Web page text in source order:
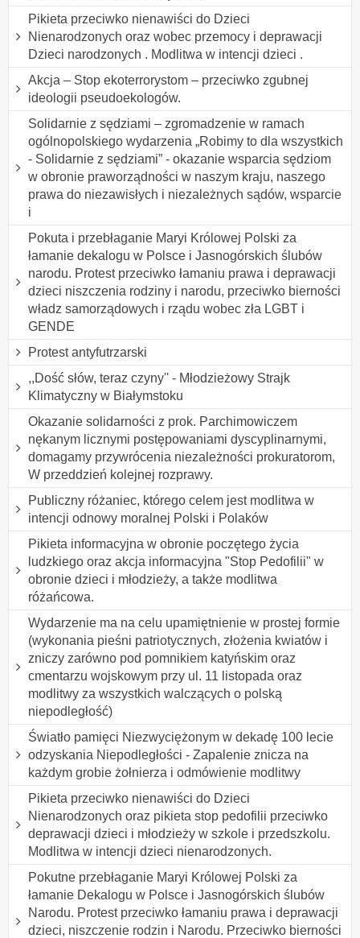
Pikieta przeciwko nienawiści do Dzieci
Nienarodzonych oraz wobec przemocy i deprawacji
Dzieci narodzonych . Modlitwa w intencji dzieci .
Akcja – Stop ekoterrorystom – przeciwko zgubnej
ideologii pseudoekologów.
Solidarnie z sędziami – zgromadzenie w ramach
ogólnopolskiego wydarzenia „Robimy to dla wszystkich
- Solidarnie z sędziami” - okazanie wsparcia sędziom
w obronie praworządności w naszym kraju, naszego
prawa do niezawisłych i niezależnych sądów, wsparcie
i
Pokuta i przebłaganie Maryi Królowej Polski za
łamanie dekalogu w Polsce i Jasnogórskich ślubów
narodu. Protest przeciwko łamaniu prawa i deprawacji
dzieci niszczenia rodziny i narodu, przeciwko bierności
władz samorządowych i rządu wobec zła LGBT i
GENDE
Protest antyfutrzarski
,,Dość słów, teraz czyny'' - Młodzieżowy Strajk
Klimatyczny w Białymstoku
Okazanie solidarności z prok. Parchimowiczem
nękanym licznymi postępowaniami dyscyplinarnymi,
domagamy przywrócenia niezależności prokuratorom,
W przeddzień kolejnej rozprawy.
Publiczny różaniec, którego celem jest modlitwa w
intencji odnowy moralnej Polski i Polaków
Pikieta informacyjna w obronie poczętego życia
ludzkiego oraz akcja informacyjna "Stop Pedofilii" w
obronie dzieci i młodzieży, a także modlitwa
różańcowa.
Wydarzenie ma na celu upamiętnienie w prostej formie
(wykonania pieśni patriotycznych, złożenia kwiatów i
zniczy zarówno pod pomnikiem katyńskim oraz
cmentarzu wojskowym przy ul. 11 listopada oraz
modlitwy za wszystkich walczących o polską
niepodległość)
Światło pamięci Niezwyciężonym w dekadę 100 lecie
odzyskania Niepodległości - Zapalenie znicza na
każdym grobie żołnierza i odmówienie modlitwy
Pikieta przeciwko nienawiści do Dzieci
Nienarodzonych oraz pikieta stop pedofilii przeciwko
deprawacji dzieci i młodzieży w szkole i przedszkolu.
Modlitwa w intencji dzieci nienarodzonych.
Pokutne przebłaganie Maryi Królowej Polski za
łamanie Dekalogu w Polsce i Jasnogórskich ślubów
Narodu. Protest przeciwko łamaniu prawa i deprawacji
dzieci, niszczenie rodzin i Narodu. Przeciwko bierności